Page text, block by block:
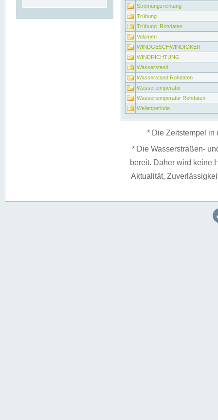
Strömungsrichtung
Trübung
Trübung_Rohdaten
Volumen
WINDGESCHWINDIGKEIT
WINDRICHTUNG
Wasserstand
Wasserstand Rohdaten
Wassertemperatur
Wassertemperatur Rohdaten
Wellenperiode
* Die Zeitstempel in
* Die Wasserstraßen-
bereit. Daher wird keine
Aktualität,